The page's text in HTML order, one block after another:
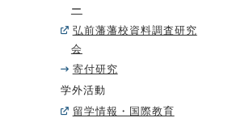
ー
弘前藩藩校資料調査研究
会
寄付研究
学外活動
留学情報・国際教育